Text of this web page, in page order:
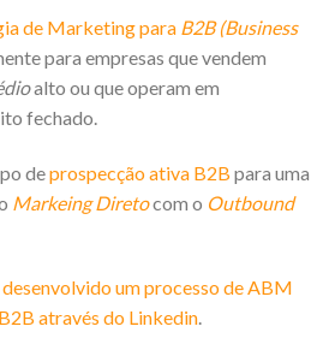
de Marketing para B2B (Business
para empresas que vendem
alto ou que operam em
fechado.
deprospecção ativa B2B para uma
Markeing Diretocom o Outbound
um processo de ABM
através do Linkedin.